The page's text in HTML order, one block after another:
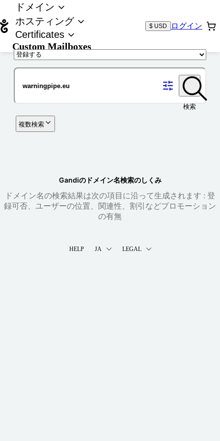
ドメイン
ホスティング
Certificates
Custom Mailboxes
$ USD ログイン
検索
複数検索
Gandiのドメイン名検索のしくみ
ドメイン名の検索結果は次の項目に沿って生成されます : 登
録可否、ユーザーの位置、関連性、割引などプロモーション
の有無
HELP JA LEGAL